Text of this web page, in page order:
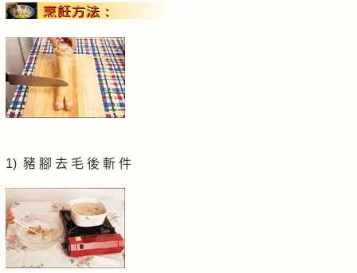
1) 豬 腳 去 毛 後 斬 件